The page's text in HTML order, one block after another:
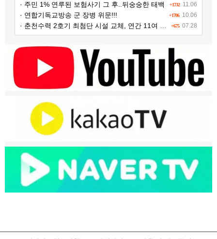
+1732 11.06
· 주민 1% 연루된 보험사기 그 후..뒤숭숭한 태백
+1706 10.06
· 연합기독교방송 군 장병 위문!!!
+675 07.28
· 춘천수력 2호기 최첨단 시설 교체, 연간 11여 억원 수익 추가 확보